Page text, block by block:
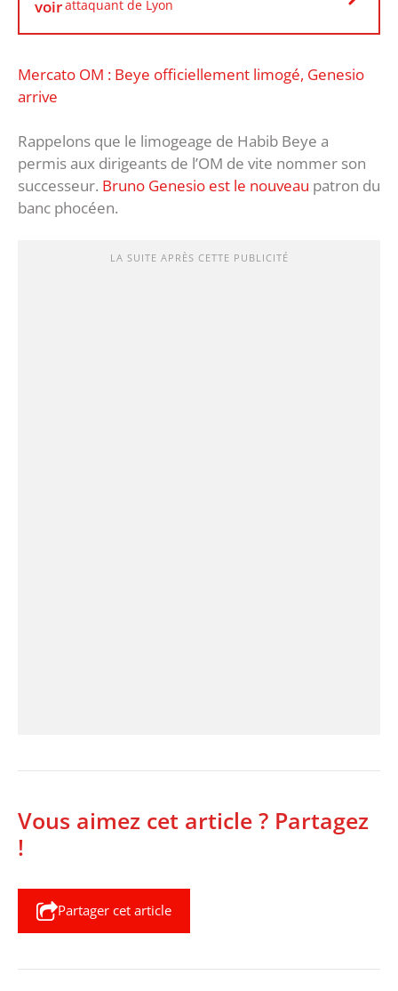
voirattaquant de Lyon
Mercato OM : Beye officiellement limogé, Genesio
arrive
Rappelons que le limogeage de Habib Beye a
permis aux dirigeants de l’OM de vite nommer son
successeur. Bruno Genesio est le nouveau patron du
banc phocéen.
LA SUITE APRÈS CETTE PUBLICITÉ
Vous aimez cet article ? Partagez
!
Partager cet article